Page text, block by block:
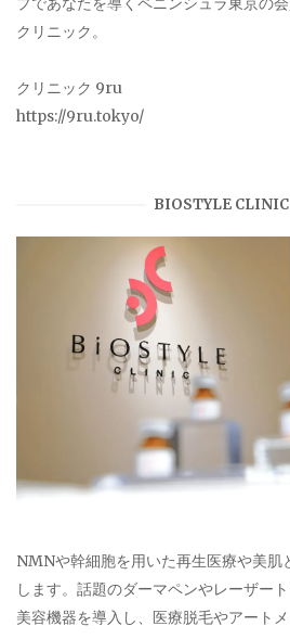
クリニック。
クリニック 9ru
https://9ru.tokyo/
BIOSTYLE CLINIC
NMNや幹細胞を用いた再生医療や美肌
します。話題のダーマペンやレーザー
美容機器を導入し、医療脱毛やアートメ